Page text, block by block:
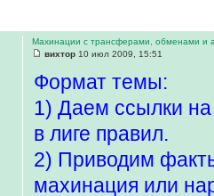
Махинации с трансферами, обменами и
вихтор 10 июл 2009, 15:51
Формат темы:
1) Даем ссылки
в лиге правил.
2) Приводим
махинация или